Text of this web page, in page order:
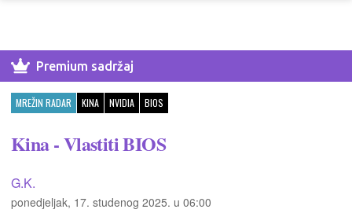
Premium sadržaj
MREŽIN RADAR KINA NVIDIA BIOS
Kina - Vlastiti BIOS
G.K.
ponedjeljak, 17. studenog 2025. u 06:00